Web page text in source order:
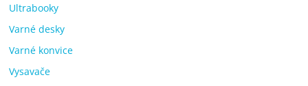
Ultrabooky
Varné desky
Varné konvice
Vysavače